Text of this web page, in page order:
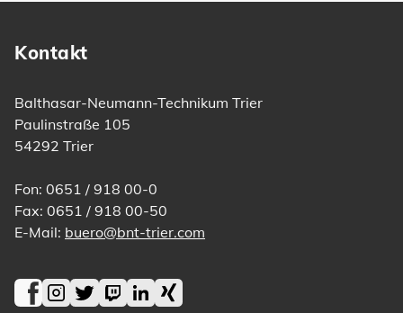
Kontakt
Balthasar-Neumann-Technikum Trier
Paulinstraße 105
54292 Trier
Fon: 0651 / 918 00-0
Fax: 0651 / 918 00-50
E-Mail: buero@bnt-trier.com
Facebook
Instagram
TwitterTwitchLinkedIn